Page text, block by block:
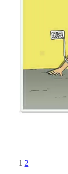
1 2